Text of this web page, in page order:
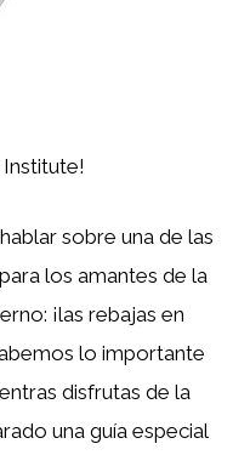
Institute!
sobre una de las
los amantes de la
¡las rebajas en
lo importante
disfrutas de la
una guía especial